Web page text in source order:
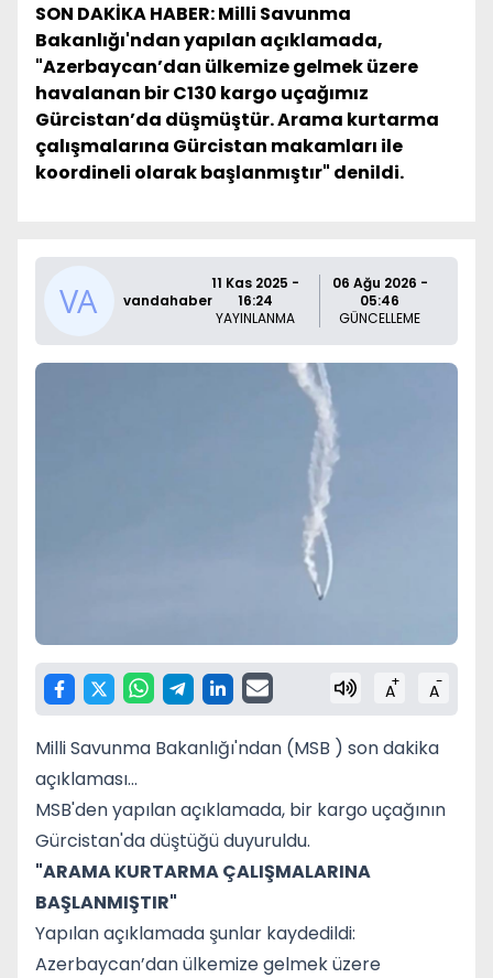
SON DAKİKA HABER: Milli Savunma
Bakanlığı'ndan yapılan açıklamada,
"Azerbaycan’dan ülkemize gelmek üzere
havalanan bir C130 kargo uçağımız
Gürcistan’da düşmüştür. Arama kurtarma
çalışmalarına Gürcistan makamları ile
koordineli olarak başlanmıştır" denildi.
vandahaber
11 Kas 2025 -
16:24
YAYINLANMA
06 Ağu 2026 -
05:46
GÜNCELLEME
A+ A-
Milli Savunma Bakanlığı'ndan (MSB ) son dakika
açıklaması...
MSB'den yapılan açıklamada, bir kargo uçağının
Gürcistan'da düştüğü duyuruldu.
"ARAMA KURTARMA ÇALIŞMALARINA
BAŞLANMIŞTIR"
Yapılan açıklamada şunlar kaydedildi:
Azerbaycan’dan ülkemize gelmek üzere